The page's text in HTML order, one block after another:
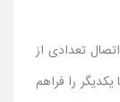
تعدادی از
یکدیگر را فراهم